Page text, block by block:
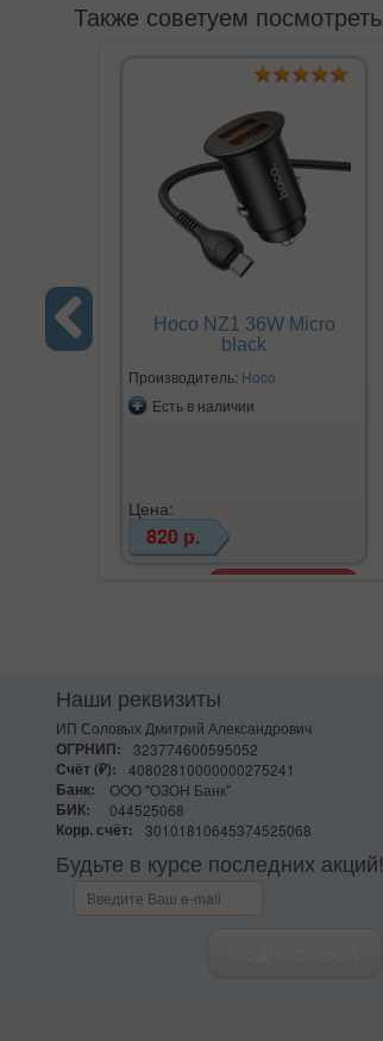
Также советуем посмотреть
Hoco NZ1 36W Micro
black
Производитель: Hoco
Есть в наличии
Цена:
820 р.
Наши реквизиты
ИП Соловых Дмитрий Александрович
ОГРНИП:
323774600595052
Счёт (₽):
40802810000000275241
Банк:
ООО "ОЗОН Банк"
БИК:
044525068
Корр. счёт:
30101810645374525068
Будьте в курсе последних акций!